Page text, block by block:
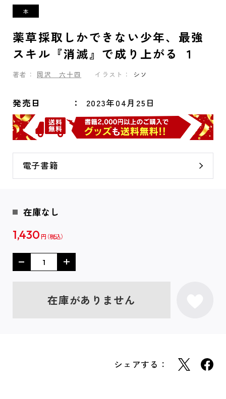
薬草採取しかできない少年、最強
スキル『消滅』で成り上がる １
著者： 岡沢 六十四 イラスト： シソ
発売日 2023年04月25日
電子書籍
在庫なし
1,430 円
在庫がありません
シェアする：